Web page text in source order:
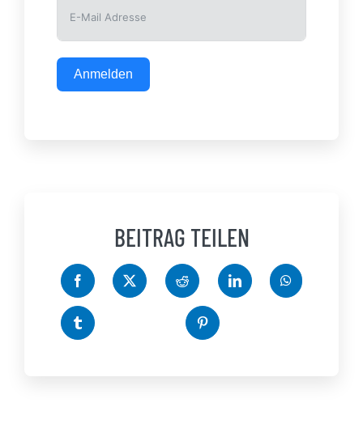
Anmelden
BEITRAG TEILEN